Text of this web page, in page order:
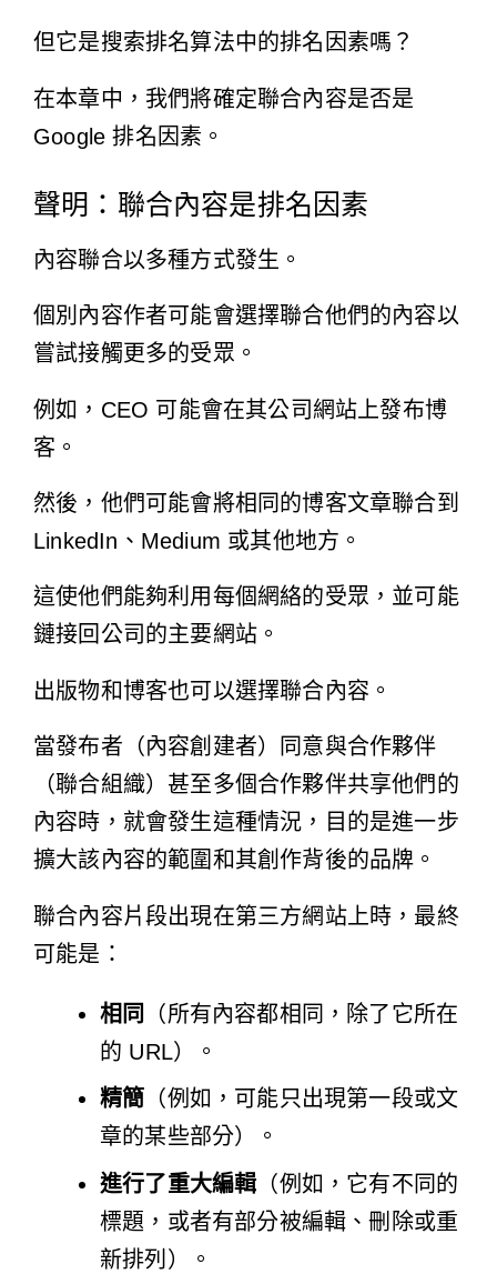
但它是搜索排名算法中的排名因素嗎？
在本章中，我們將確定聯合內容是否是
Google 排名因素。
聲明：聯合內容是排名因素
內容聯合以多種方式發生。
個別內容作者可能會選擇聯合他們的內容以
嘗試接觸更多的受眾。
例如，CEO 可能會在其公司網站上發布博
客。
然後，他們可能會將相同的博客文章聯合到
LinkedIn、Medium 或其他地方。
這使他們能夠利用每個網絡的受眾，並可能
鏈接回公司的主要網站。
出版物和博客也可以選擇聯合內容。
當發布者（內容創建者）同意與合作夥伴
（聯合組織）甚至多個合作夥伴共享他們的
內容時，就會發生這種情況，目的是進一步
擴大該內容的範圍和其創作背後的品牌。
聯合內容片段出現在第三方網站上時，最終
可能是：
相同
（所有內容都相同，除了它所在
的 URL）。
精簡 （例如，可能只出現第一段或文
章的某些部分）。
進行了重大編輯 （例如，它有不同的
標題，或者有部分被編輯、刪除或重
新排列）。